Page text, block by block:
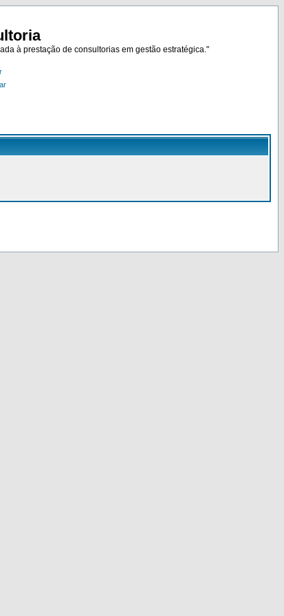
à prestação de consultorias em gestão estratégica."